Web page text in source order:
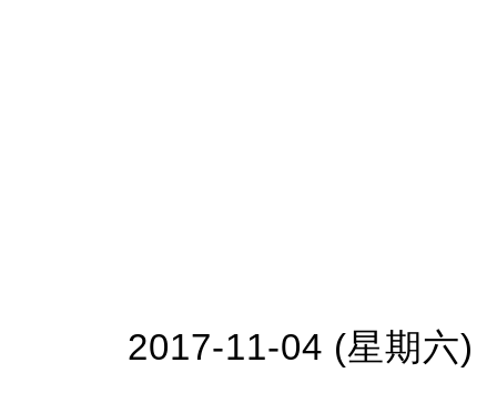
2017-11-04 (星期六)